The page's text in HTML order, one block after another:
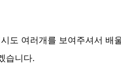
도 여러개를 보여주셔서
습니다.